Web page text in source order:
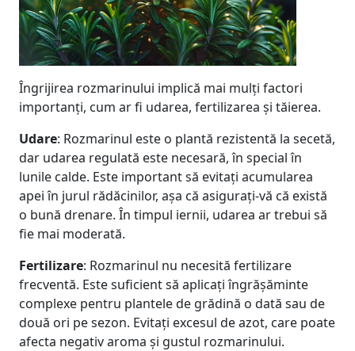
Îngrijirea rozmarinului implică mai mulți factori
importanți, cum ar fi udarea, fertilizarea și tăierea.
Udare: Rozmarinul este o plantă rezistentă la secetă,
dar udarea regulată este necesară, în special în
lunile calde. Este important să evitați acumularea
apei în jurul rădăcinilor, așa că asigurați-vă că există
o bună drenare. În timpul iernii, udarea ar trebui să
fie mai moderată.
Fertilizare: Rozmarinul nu necesită fertilizare
frecventă. Este suficient să aplicați îngrășăminte
complexe pentru plantele de grădină o dată sau de
două ori pe sezon. Evitați excesul de azot, care poate
afecta negativ aroma și gustul rozmarinului.